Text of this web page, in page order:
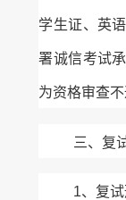
学生证、英
署诚信考试
为资格审查
三、复
1、复试